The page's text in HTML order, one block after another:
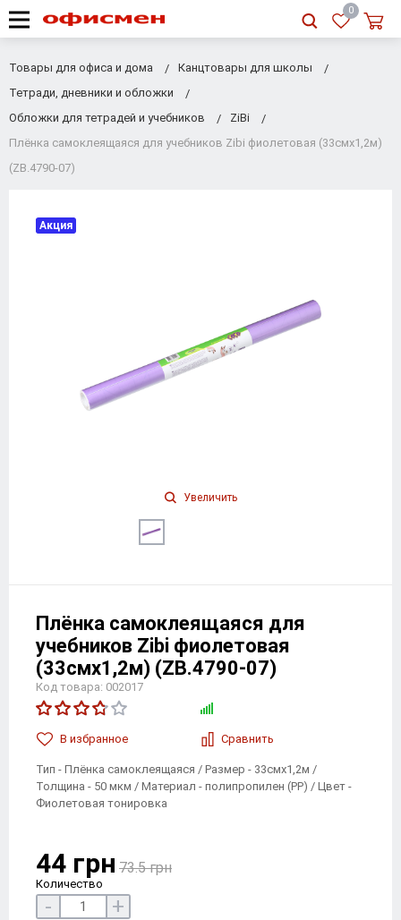
RU
0
Товары для офиса и дома
Канцтовары для школы
Тетради, дневники и обложки
Обложки для тетрадей и учебников
ZiBi
Плёнка самоклеящаяся для учебников Zibi фиолетовая (33смх1,2м)
(ZB.4790-07)
Акция
Увеличить
Плёнка самоклеящаяся для
учебников Zibi фиолетовая
(33смх1,2м) (ZB.4790-07)
Код товара: 002017
В избранноe Сравнить
Тип - Плёнка самоклеящаяся / Размер - 33смх1,2м /
Толщина - 50 мкм / Материал - полипропилен (PP) / Цвет -
Фиолетовая тонировка
44 грн 73.5 грн
Количество
- +